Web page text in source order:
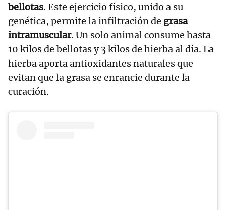
bellotas. Este ejercicio físico, unido a su
genética, permite la infiltración de grasa
intramuscular. Un solo animal consume hasta
10 kilos de bellotas y 3 kilos de hierba al día. La
hierba aporta antioxidantes naturales que
evitan que la grasa se enrancie durante la
curación.